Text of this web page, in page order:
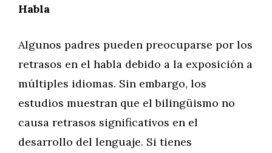
Habla
Algunos padres pueden preocuparse por los
retrasos en el habla debido a la exposición a
múltiples idiomas. Sin embargo, los
estudios muestran que el bilingüismo no
causa retrasos significativos en el
desarrollo del lenguaje. Si tienes